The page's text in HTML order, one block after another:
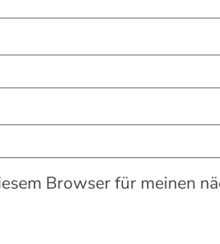
Browser für meinen